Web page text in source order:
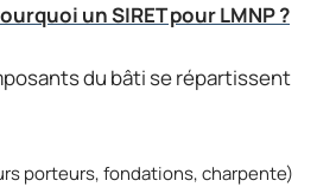
un SIRET pour LMNP ?
du bâti se répartissent
porteurs, fondations, charpente)